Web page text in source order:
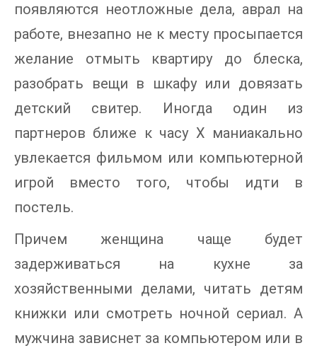
появляются неотложные дела, аврал на
работе, внезапно не к месту просыпается
желание отмыть квартиру до блеска,
разобрать вещи в шкафу или довязать
детский свитер. Иногда один из
партнеров ближе к часу Х маниакально
увлекается фильмом или компьютерной
игрой вместо того, чтобы идти в
постель.
Причем женщина чаще будет
задерживаться на кухне за
хозяйственными делами, читать детям
книжки или смотреть ночной сериал. А
мужчина зависнет за компьютером или в